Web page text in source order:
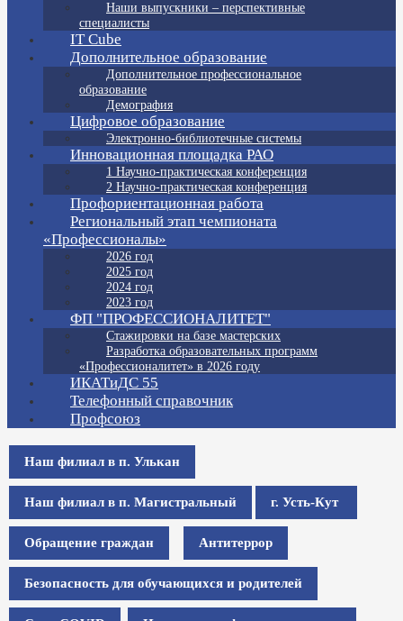
Наши выпускники – перспективные
специалисты
IT Cube
Дополнительное образование
Дополнительное профессиональное
образование
Демография
Цифровое образование
Электронно-библиотечные системы
Инновационная площадка РАО
1 Научно-практическая конференция
2 Научно-практическая конференция
Профориентационная работа
Региональный этап чемпионата
«Профессионалы»
2026 год
2025 год
2024 год
2023 год
ФП "ПРОФЕССИОНАЛИТЕТ"
Стажировки на базе мастерских
Разработка образовательных программ
«Профессионалитет» в 2026 году
ИКАТиДС 55
Телефонный справочник
Профсоюз
Наш филиал в п. Улькан
Наш филиал в п. Магистральный г. Усть-Кут
Обращение граждан Антитеррор
Безопасность для обучающихся и родителей